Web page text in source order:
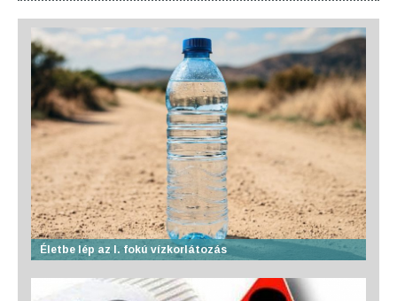
Életbe lép az I. fokú vízkorlátozás